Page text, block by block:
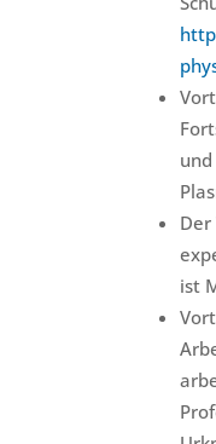
ist